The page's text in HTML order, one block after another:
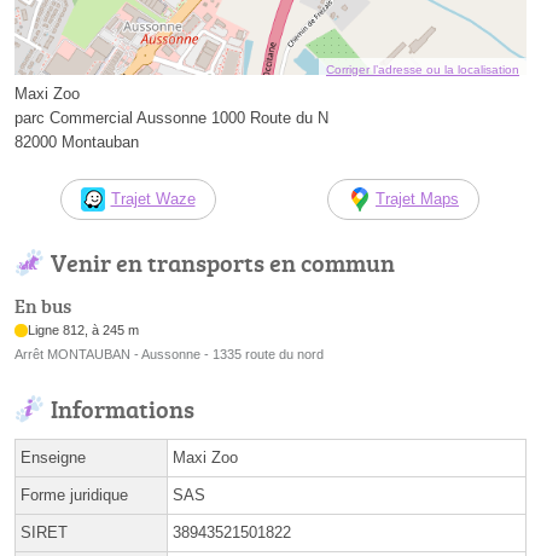
Corriger l’adresse ou la localisation
Maxi Zoo
parc Commercial Aussonne 1000 Route du N
82000 Montauban
Trajet Waze Trajet Maps
Venir en transports en commun
En bus
Ligne 812, à 245 m
Arrêt MONTAUBAN - Aussonne - 1335 route du nord
Informations
Enseigne Maxi Zoo
Forme juridique SAS
SIRET 38943521501822